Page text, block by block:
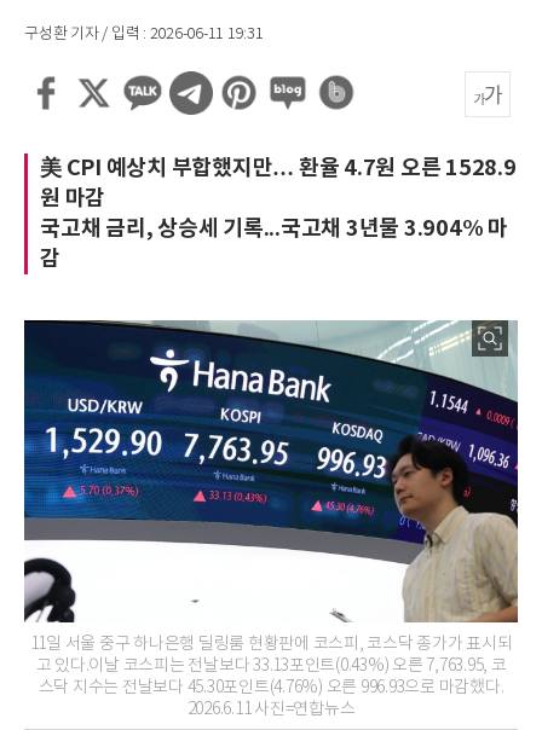
구성환 기자 / 입력 : 2026-06-11 19:31
美 CPI 예상치 부합했지만… 환율 4.7원 오른 1528.9
원 마감
국고채 금리, 상승세 기록...국고채 3년물 3.904% 마
감
11일 서울 중구 하나은행 딜링룸 현황판에 코스피, 코스닥 종가가 표시되
고 있다.이날 코스피는 전날보다 33.13포인트(0.43%) 오른 7,763.95, 코
스닥 지수는 전날보다 45.30포인트(4.76%) 오른 996.93으로 마감했다.
2026.6.11 사진=연합뉴스